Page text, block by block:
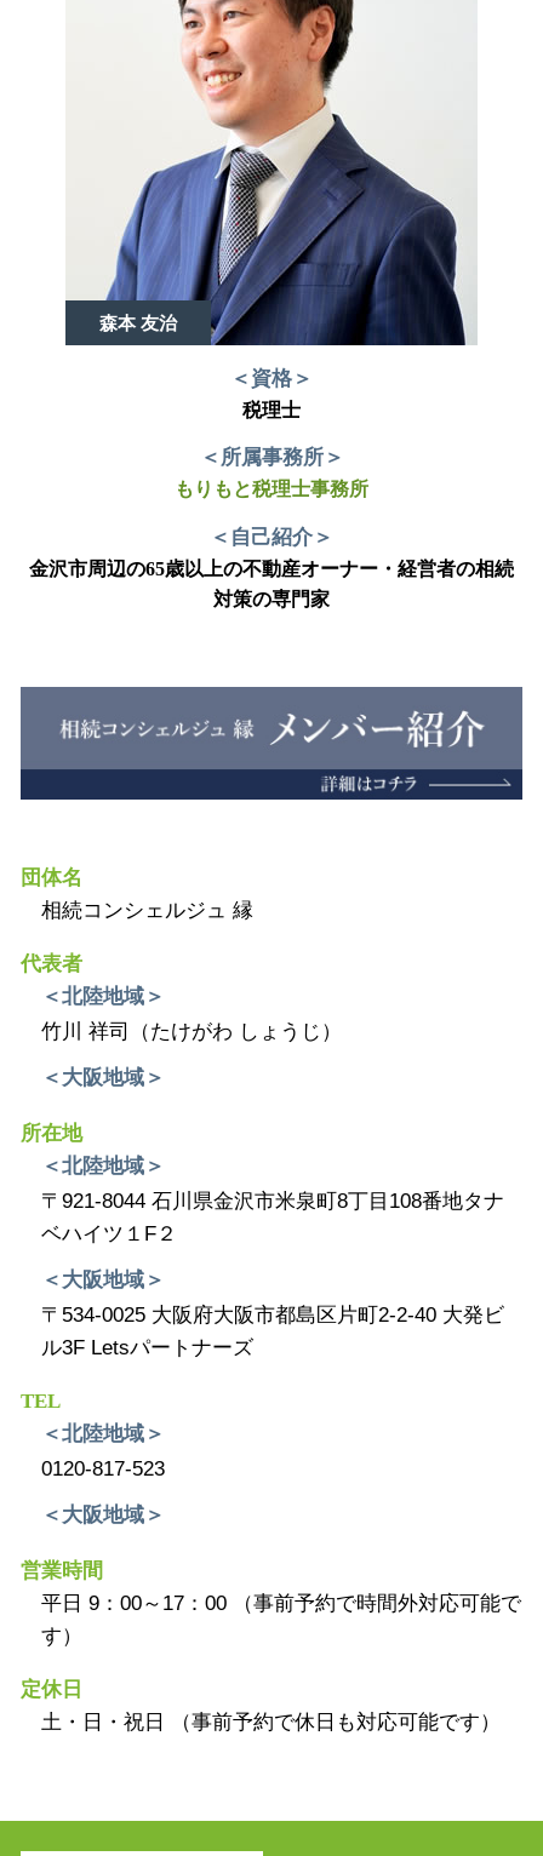
森本 友治
＜資格＞
税理士
＜所属事務所＞
もりもと税理士事務所
＜自己紹介＞
金沢市周辺の65歳以上の不動産オーナー・経営者の相続
対策の専門家
団体名
相続コンシェルジュ 縁
代表者
＜北陸地域＞
竹川 祥司（たけがわ しょうじ）
＜大阪地域＞
所在地
＜北陸地域＞
〒921-8044 石川県金沢市米泉町8丁目108番地タナ
ベハイツ１F２
＜大阪地域＞
〒534-0025 大阪府大阪市都島区片町2-2-40 大発ビ
ル3F Letsパートナーズ
TEL
＜北陸地域＞
0120-817-523
＜大阪地域＞
営業時間
平日 9：00～17：00 （事前予約で時間外対応可能で
す）
定休日
土・日・祝日 （事前予約で休日も対応可能です）